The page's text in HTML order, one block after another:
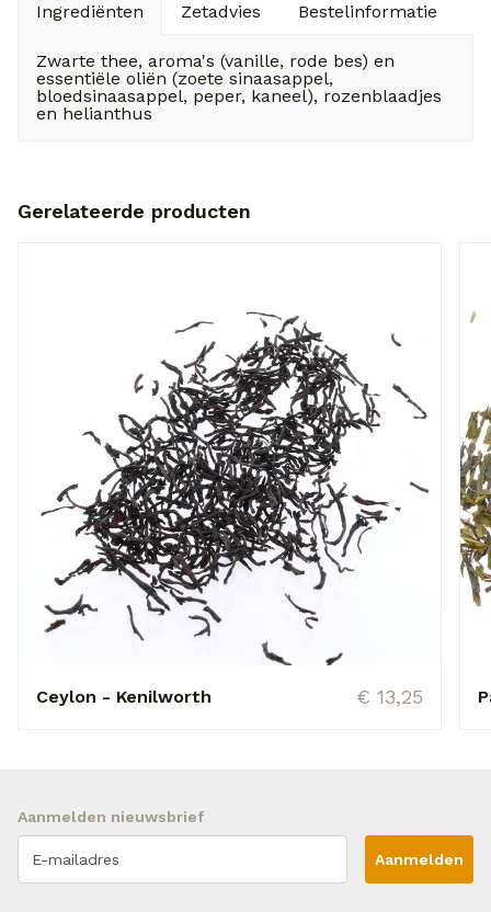
Ingrediënten Zetadvies Bestelinformatie
Zwarte thee, aroma's (vanille, rode bes) en
essentiële oliën (zoete sinaasappel,
bloedsinaasappel, peper, kaneel), rozenblaadjes
en helianthus
Gerelateerde producten
Ceylon - Kenilworth € 13,25
Aanmelden nieuwsbrief
Aanmelden